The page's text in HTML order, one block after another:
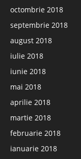
octombrie 2018
septembrie 2018
august 2018
iulie 2018
iunie 2018
mai 2018
aprilie 2018
martie 2018
februarie 2018
ianuarie 2018